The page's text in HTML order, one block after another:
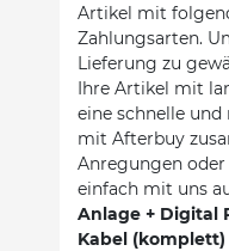
Artikel mit
Zahlungsarten.
Lieferung zu
Ihre Artikel mit
eine schnelle
mit Afterbuy
Anregungen oder
einfach mit uns
Anlage + Digital
Kabel (komplett)